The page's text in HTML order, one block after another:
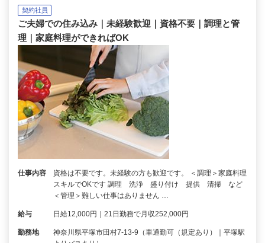
契約社員
ご夫婦での住み込み｜未経験歓迎｜資格不要｜調理と管
理｜家庭料理ができればOK
仕事内容
資格は不要です。未経験の方も歓迎です。 ＜調理＞家庭料理
スキルでOKです 調理 洗浄 盛り付け 提供 清掃 など
＜管理＞難しい仕事はありません …
給与 日給12,000円｜21日勤務で月収252,000円
勤務地
神奈川県平塚市田村7-13-9（車通勤可（規定あり）｜平塚駅